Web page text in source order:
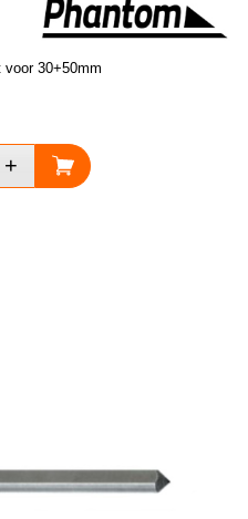
voor 30+50mm